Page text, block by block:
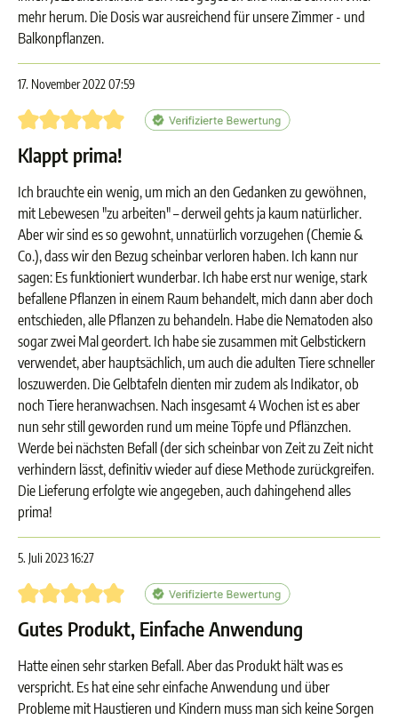
mehr herum. Die Dosis war ausreichend für unsere Zimmer - und
Balkonpflanzen.
17. November 2022 07:59
Bewertung mit 5 von 5 Sternen
Klappt prima!
Ich brauchte ein wenig, um mich an den Gedanken zu gewöhnen,
mit Lebewesen "zu arbeiten" – derweil gehts ja kaum natürlicher.
Aber wir sind es so gewohnt, unnatürlich vorzugehen (Chemie &
Co.), dass wir den Bezug scheinbar verloren haben. Ich kann nur
sagen: Es funktioniert wunderbar. Ich habe erst nur wenige, stark
befallene Pflanzen in einem Raum behandelt, mich dann aber doch
entschieden, alle Pflanzen zu behandeln. Habe die Nematoden also
sogar zwei Mal geordert. Ich habe sie zusammen mit Gelbstickern
verwendet, aber hauptsächlich, um auch die adulten Tiere schneller
loszuwerden. Die Gelbtafeln dienten mir zudem als Indikator, ob
noch Tiere heranwachsen. Nach insgesamt 4 Wochen ist es aber
nun sehr still geworden rund um meine Töpfe und Pflänzchen.
Werde bei nächsten Befall (der sich scheinbar von Zeit zu Zeit nicht
verhindern lässt, definitiv wieder auf diese Methode zurückgreifen.
Die Lieferung erfolgte wie angegeben, auch dahingehend alles
prima!
5. Juli 2023 16:27
Bewertung mit 5 von 5 Sternen
Gutes Produkt, Einfache Anwendung
Hatte einen sehr starken Befall. Aber das Produkt hält was es
verspricht. Es hat eine sehr einfache Anwendung und über
Probleme mit Haustieren und Kindern muss man sich keine Sorgen